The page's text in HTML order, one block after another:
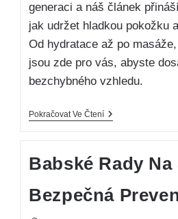
generaci a náš článek
jak udržet hladkou pokožku
Od hydratace až po
jsou zde pro vás, abyste
bezchybného vzhledu.
Pokračovat Ve Čtení
Babské Rady
Bezpečná